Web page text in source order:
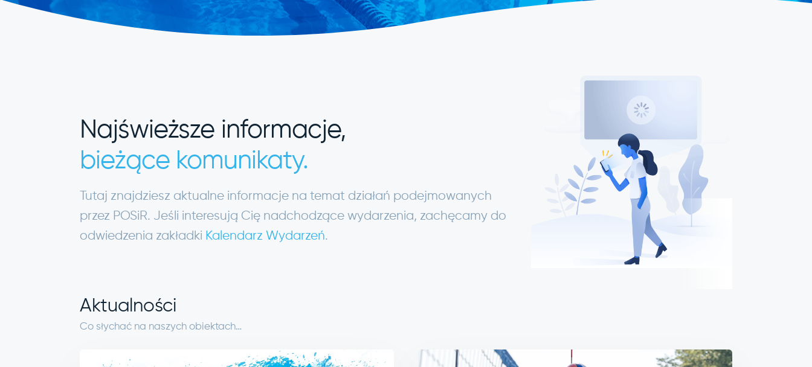
Najświeższe informacje,
bieżące komunikaty.
Tutaj znajdziesz aktualne informacje na temat działań podejmowanych
przez POSiR. Jeśli interesują Cię nadchodzące wydarzenia, zachęcamy do
odwiedzenia zakładki Kalendarz Wydarzeń.
Aktualności
Co słychać na naszych obiektach…